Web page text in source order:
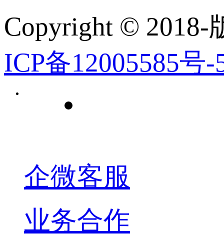
Copyright © 2018-
ICP备12005585号-
企微客服
业务合作